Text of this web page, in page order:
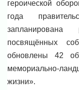
героической
года
посвящённых
обновлены 42
мемориально-
жизни».